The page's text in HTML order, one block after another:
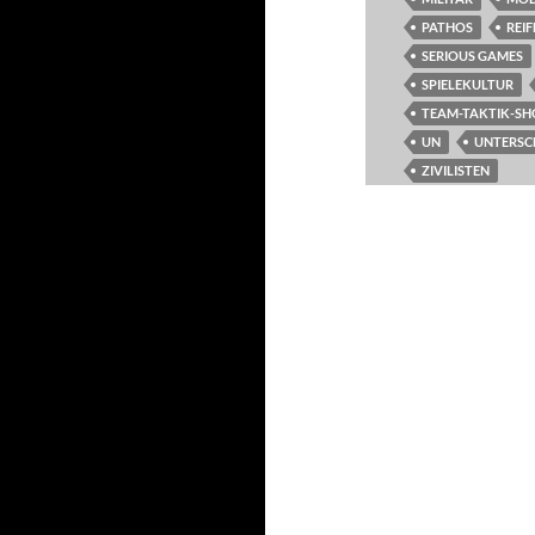
PATHOS
SERIOUS GAMES
SPIELEKULTUR
TEAM-TAKTIK-
UN
ZIVILISTEN